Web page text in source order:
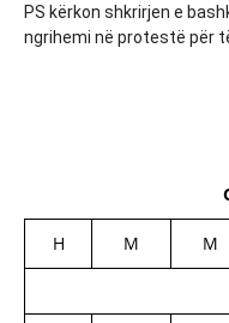
PS kërkon shkrirjen e
ngrihemi në protestë për
H M M